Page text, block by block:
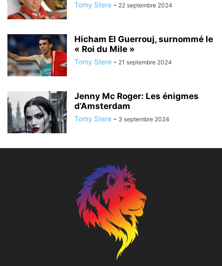
Tomy Stere - 22 septembre 2024
Hicham El Guerrouj, surnommé le
« Roi du Mile »
Tomy Stere - 21 septembre 2024
Jenny Mc Roger: Les énigmes
d’Amsterdam
Tomy Stere - 3 septembre 2024